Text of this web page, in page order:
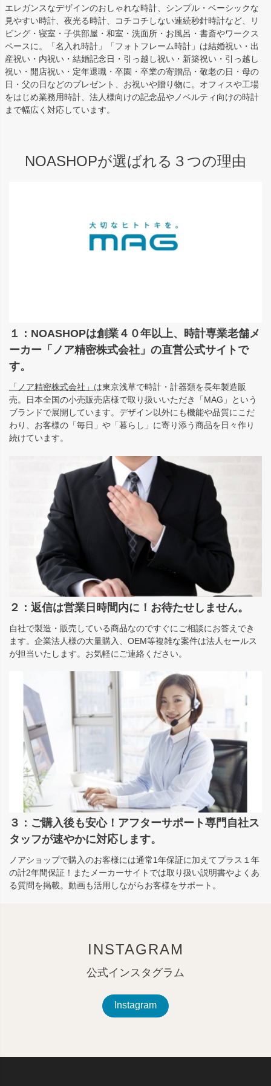
エレガンスなデザインのおしゃれな時計、シンプル・ベーシックな
見やすい時計、夜光る時計、コチコチしない連続秒針時計など、リ
ビング・寝室・子供部屋・和室・洗面所・お風呂・書斎やワークス
ペースに。「名入れ時計」「フォトフレーム時計」は結婚祝い・出
産祝い・内祝い・結婚記念日・引っ越し祝い・新築祝い・引っ越し
祝い・開店祝い・定年退職・卒園・卒業の寄贈品・敬老の日・母の
日・父の日などのプレゼント、お祝いや贈り物に。オフィスや工場
をはじめ業務用時計、法人様向けの記念品やノベルティ向けの時計
まで幅広く対応しています。
NOASHOPが選ばれる３つの理由
１：NOASHOPは創業４０年以上、時計専業老舗メ
ーカー「ノア精密株式会社」の直営公式サイトで
す。
「ノア精密株式会社」 は東京浅草で時計・計器類を長年製造販
売。日本全国の小売販売店様で取り扱いいただき「MAG」という
ブランドで展開しています。デザイン以外にも機能や品質にこだ
わり、お客様の「毎日」や「暮らし」に寄り添う商品を日々作り
続けています。
２：返信は営業日時間内に！お待たせしません。
自社で製造・販売している商品なのですぐにご相談にお答えでき
ます。企業法人様の大量購入、OEM等複雑な案件は法人セールス
が担当いたします。お気軽にご連絡ください。
３：ご購入後も安心！アフターサポート専門自社ス
タッフが速やかに対応します。
ノアショップで購入のお客様には通常1年保証に加えてプラス１年
の計2年間保証！またメーカーサイトでは取り扱い説明書やよくあ
る質問を掲載。動画も活用しながらお客様をサポート。
INSTAGRAM
公式インスタグラム
Instagram